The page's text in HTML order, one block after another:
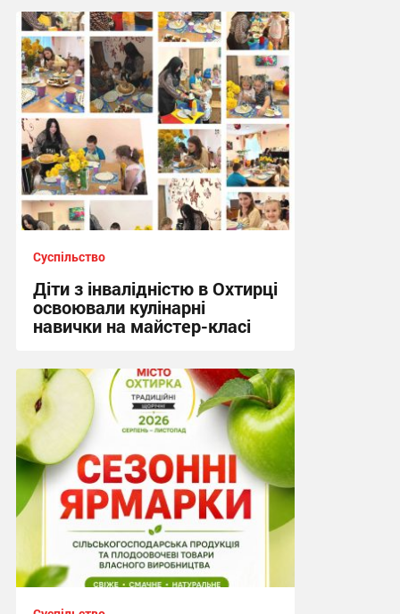
10:19, 5.08.2026
Суспільство
Діти з інвалідністю в Охтирці
освоювали кулінарні
навички на майстер-класі
15:19, 4.08.2026